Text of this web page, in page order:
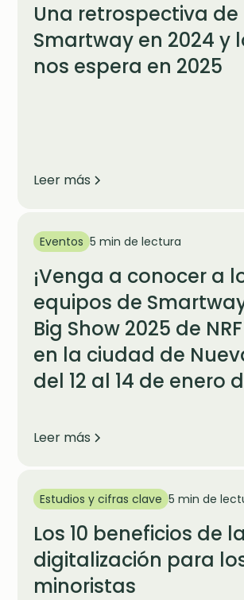
Una retrospectiva de
Smartway en 2024 y
nos espera en 2025
Leer más
Eventos 5 min de lectura
¡Venga a conocer a
equipos de
Big Show 2025 de
en la ciudad de
del 12 al 14 de enero
Leer más
Estudios y cifras clave 5 min de
Los 10 beneficios de la
digitalización para
minoristas